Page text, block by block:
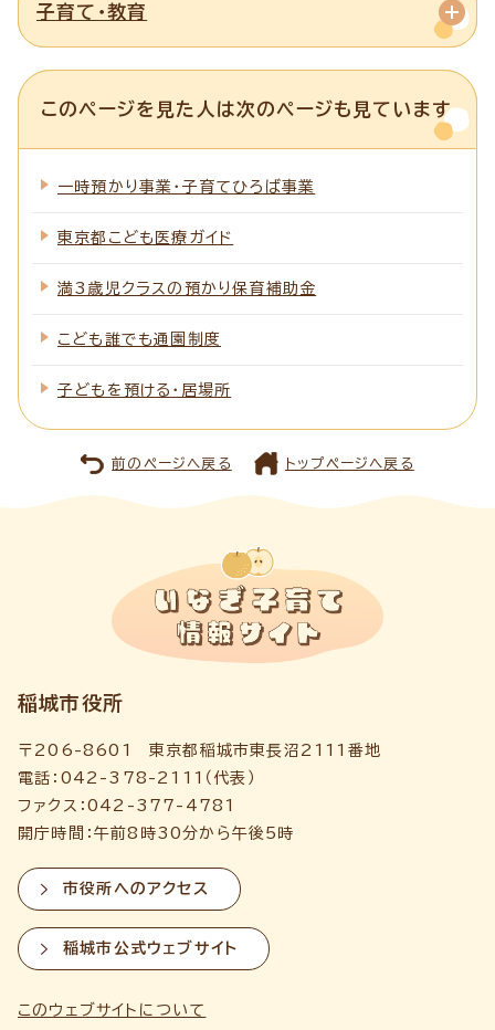
子育て・教育
このページを見た人は次のページも見ています
一時預かり事業・子育てひろば事業
東京都こども医療ガイド
満3歳児クラスの預かり保育補助金
こども誰でも通園制度
子どもを預ける・居場所
前のページへ戻る トップページへ戻る
稲城市役所
〒206-8601 東京都稲城市東長沼2111番地
電話：042-378-2111（代表）
ファクス：042-377-4781
開庁時間：午前8時30分から午後5時
市役所へのアクセス
稲城市公式ウェブサイト
このウェブサイトについて